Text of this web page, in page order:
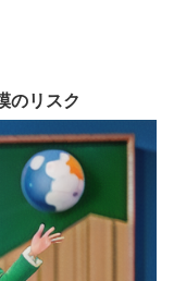
のリスク